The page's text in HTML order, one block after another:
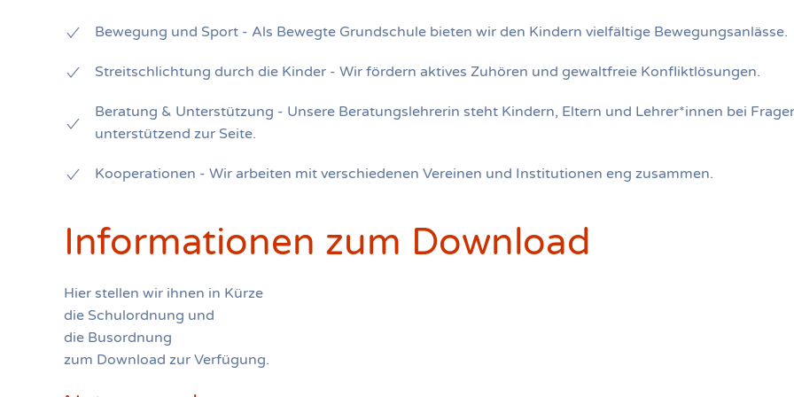
Bewegung und Sport - Als Bewegte Grundschule bieten wir den Kindern vielfältige Bewegungsanlässe.
Streitschlichtung durch die Kinder - Wir fördern aktives Zuhören und gewaltfreie Konfliktlösungen.
Beratung & Unterstützung - Unsere Beratungslehrerin steht Kindern, Eltern und Lehrer*innen bei
unterstützend zur Seite.
Kooperationen - Wir arbeiten mit verschiedenen Vereinen und Institutionen eng zusammen.
Informationen zum Download
Hier stellen wir ihnen in Kürze
die Schulordnung und
die Busordnung
zum Download zur Verfügung.